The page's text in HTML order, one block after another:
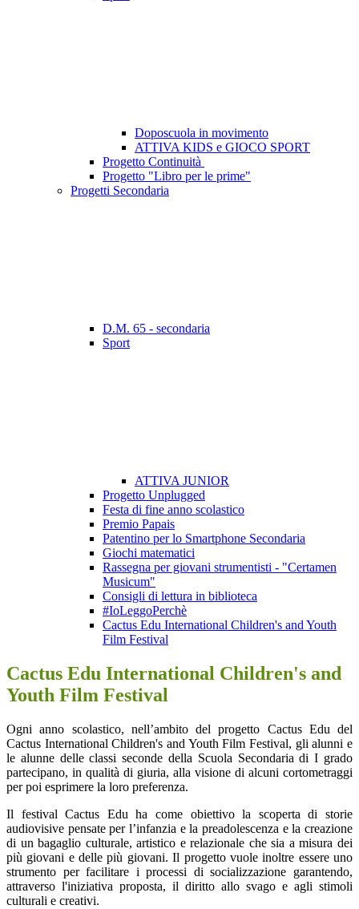
Doposcuola in movimento
ATTIVA KIDS e GIOCO SPORT
Progetto Continuità
Progetto "Libro per le prime"
Progetti Secondaria
D.M. 65 - secondaria
Sport
ATTIVA JUNIOR
Progetto Unplugged
Festa di fine anno scolastico
Premio Papais
Patentino per lo Smartphone Secondaria
Giochi matematici
Rassegna per giovani strumentisti - "Certamen
Musicum"
Consigli di lettura in biblioteca
#IoLeggoPerchè
Cactus Edu International Children's and Youth
Film Festival
Cactus Edu International Children's and
Youth Film Festival
Ogni anno scolastico, nell’ambito del progetto Cactus Edu del
Cactus International Children's and Youth Film Festival, gli alunni e
le alunne delle classi seconde della Scuola Secondaria di I grado
partecipano, in qualità di giuria, alla visione di alcuni cortometraggi
per poi esprimere la loro preferenza.
Il festival Cactus Edu ha come obiettivo la scoperta di storie
audiovisive pensate per l’infanzia e la preadolescenza e la creazione
di un bagaglio culturale, artistico e relazionale che sia a misura dei
più giovani e delle più giovani. Il progetto vuole inoltre essere uno
strumento perfacilitare i processi di socializzazione garantendo,
attraverso l'iniziativa proposta, il diritto allo svago e agli stimoli
culturali e creativi.